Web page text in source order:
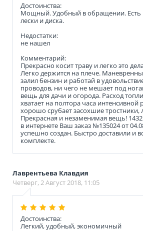
Достоинства:
Мощный. Удобный в обращении. Есть
лески и диска.
Недостатки:
не нашел
Комментарий:
Прекрасно косит траву и легко это
Легко держится на плече.
залил бензин и работай в
проводов, ни чего не мешает под
вещь для дачи и огорода. Расход
хватает на полтора часа интенсивной
хорошо срубает засохшие тростники,
Прекрасная и незаменимая вещь!
в интернете Ваш заказ №135024 от
успешно создан. Быстро доставили и
комплекте.
Лаврентьева Клавдия
Четверг, 2 Август 2018, 11:05
Достоинства:
Легкий, удобный, экономичный